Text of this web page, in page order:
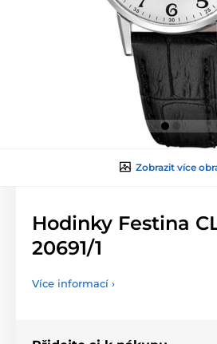
Zobrazit více
Hodinky Festina
20691/1
Více informací ›